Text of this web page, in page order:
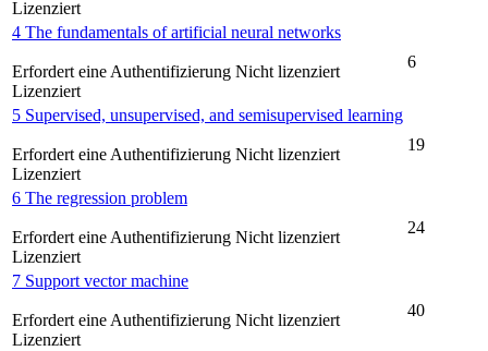
Lizenziert
4 The fundamentals of artificial neural networks
Erfordert eine Authentifizierung Nicht lizenziert
Lizenziert
6
5 Supervised, unsupervised, and semisupervised learning
Erfordert eine Authentifizierung Nicht lizenziert
Lizenziert
19
6 The regression problem
Erfordert eine Authentifizierung Nicht lizenziert
Lizenziert
24
7 Support vector machine
Erfordert eine Authentifizierung Nicht lizenziert
Lizenziert
40